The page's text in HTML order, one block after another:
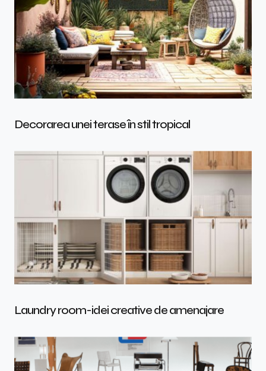
Decorarea unei terase în stil tropical
Laundry room-idei creative de amenajare